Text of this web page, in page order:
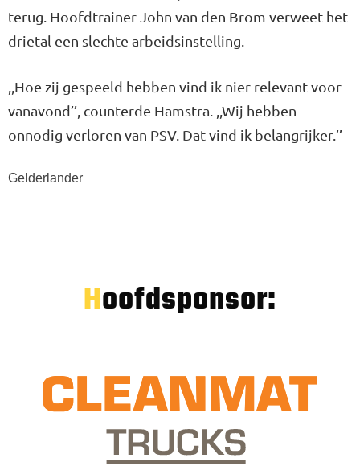
terug. Hoofdtrainer John van den Brom verweet het
drietal een slechte arbeidsinstelling.
,,Hoe zij gespeeld hebben vind ik nier relevant voor
vanavond’’, counterde Hamstra. ,,Wij hebben
onnodig verloren van PSV. Dat vind ik belangrijker.’’
Gelderlander
Hoofdsponsor: